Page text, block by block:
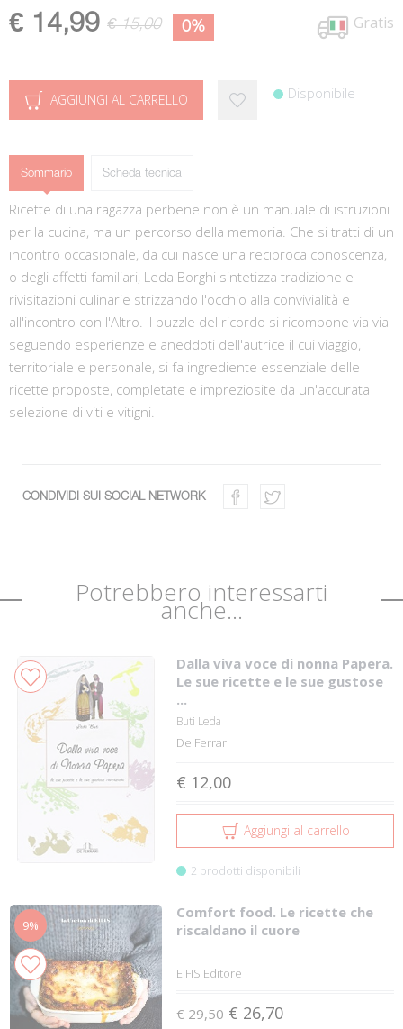
€ 14,99 € 15,00 0% Gratis
AGGIUNGI AL CARRELLO Disponibile
Sommario Scheda tecnica
Ricette di una ragazza perbene non è un manuale di istruzioni
per la cucina, ma un percorso della memoria. Che si tratti di un
incontro occasionale, da cui nasce una reciproca conoscenza,
o degli affetti familiari, Leda Borghi sintetizza tradizione e
rivisitazioni culinarie strizzando l'occhio alla convivialità e
all'incontro con l'Altro. Il puzzle del ricordo si ricompone via via
seguendo esperienze e aneddoti dell'autrice il cui viaggio,
territoriale e personale, si fa ingrediente essenziale delle
ricette proposte, completate e impreziosite da un'accurata
selezione di viti e vitigni.
CONDIVIDI SUI SOCIAL NETWORK
Potrebbero interessarti
anche...
Dalla viva voce di nonna Papera.
Le sue ricette e le sue gustose
...
Buti Leda
De Ferrari
€ 12,00
Aggiungi al carrello
2 prodotti disponibili
9%
Comfort food. Le ricette che
riscaldano il cuore
EIFIS Editore
€ 29,50 € 26,70